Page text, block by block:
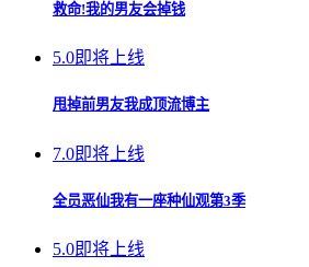
救命!我的男友会掉钱
5.0即将上线
甩掉前男友我成顶流博主
7.0即将上线
全员恶仙我有一座种仙观第3季
5.0即将上线